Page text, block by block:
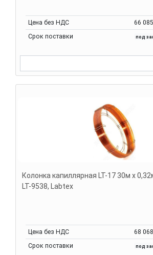
Цена без НДС
66
Срок поставки
под
Колонка капиллярная LT-17 30м х
LT-9538, Labtex
Цена без НДС
68
Срок поставки
под